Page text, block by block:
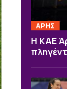
ΑΡΗΣ
Η ΚΑΕ